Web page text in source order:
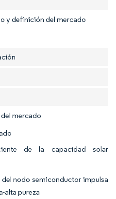
y definición del mercado
mercado
de la capacidad solar
nodo semiconductor impulsa
alta pureza